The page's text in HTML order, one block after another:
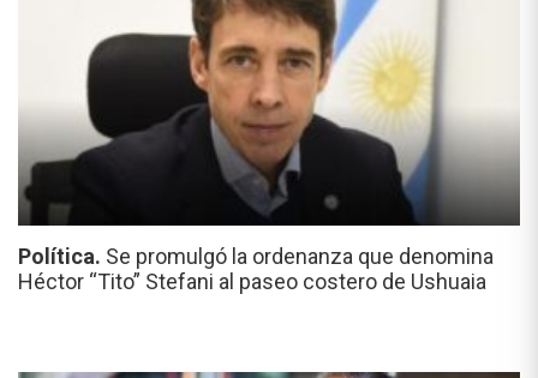
Política. Se promulgó la ordenanza que denomina
Héctor “Tito” Stefani al paseo costero de Ushuaia